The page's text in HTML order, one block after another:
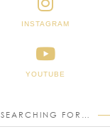
INSTAGRAM
YOUTUBE
SEARCHING FOR…